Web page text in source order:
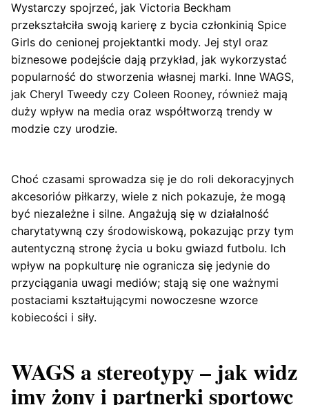
Wystarczy spojrzeć, jak Victoria Beckham
przekształciła swoją karierę z bycia członkinią Spice
Girls do cenionej projektantki mody. Jej styl oraz
biznesowe podejście dają przykład, jak wykorzystać
popularność do stworzenia własnej marki. Inne WAGS,
jak Cheryl Tweedy czy Coleen Rooney, również mają
duży wpływ na media oraz współtworzą trendy w
modzie czy urodzie.
Choć czasami sprowadza się je do roli dekoracyjnych
akcesoriów piłkarzy, wiele z nich pokazuje, że mogą
być niezależne i silne. Angażują się w działalność
charytatywną czy środowiskową, pokazując przy tym
autentyczną stronę życia u boku gwiazd futbolu. Ich
wpływ na popkulturę nie ogranicza się jedynie do
przyciągania uwagi mediów; stają się one ważnymi
postaciami kształtującymi nowoczesne wzorce
kobiecości i siły.
WAGS a stereotypy – jak widz
imy żony i partnerki sportowc